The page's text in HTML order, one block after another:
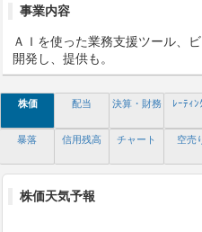
事業内容
ＡＩを使った業務支援ツール、
開発し、提供も。
株価 配当 決算・財務 ﾚｰﾃｨﾝ
暴落 信用残高 チャート 空売
株価天気予報